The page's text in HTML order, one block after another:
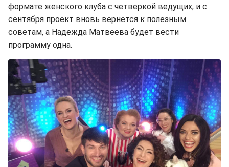
формате женского клуба с четверкой ведущих, и с
сентября проект вновь вернется к полезным
советам, а Надежда Матвеева будет вести
программу одна.